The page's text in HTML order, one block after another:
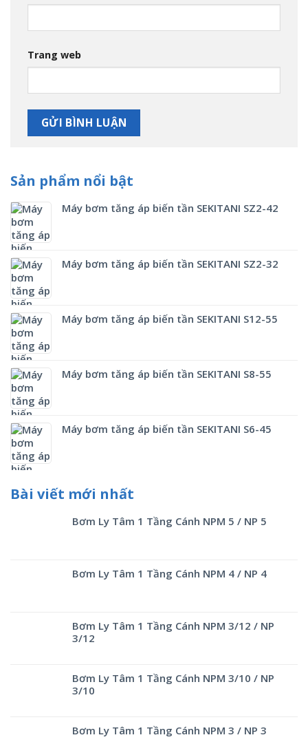
Trang web
Sản phẩm nổi bật
Máy bơm tăng áp biến tần SEKITANI SZ2-42
Máy bơm tăng áp biến tần SEKITANI SZ2-32
Máy bơm tăng áp biến tần SEKITANI S12-55
Máy bơm tăng áp biến tần SEKITANI S8-55
Máy bơm tăng áp biến tần SEKITANI S6-45
Bài viết mới nhất
Bơm Ly Tâm 1 Tầng Cánh NPM 5 / NP 5
Bơm Ly Tâm 1 Tầng Cánh NPM 4 / NP 4
Bơm Ly Tâm 1 Tầng Cánh NPM 3/12 / NP
3/12
Bơm Ly Tâm 1 Tầng Cánh NPM 3/10 / NP
3/10
Bơm Ly Tâm 1 Tầng Cánh NPM 3 / NP 3